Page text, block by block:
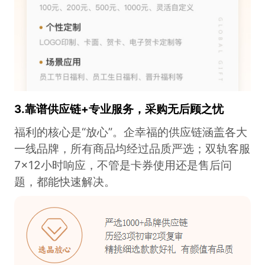
3.靠谱供应链+专业服务，采购无后顾之忧
福利的核心是“放心”。企幸福的供应链涵盖各大
一线品牌，所有商品均经过品质严选；双轨客服
7×12小时响应，不管是卡券使用还是售后问
题，都能快速解决。